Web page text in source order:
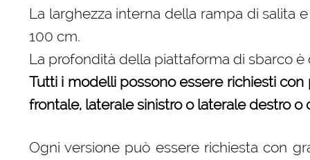
La larghezza interna della rampa di salita
100 cm.
La profondità della piattaforma di sbarco
Tutti i modelli possono essere richiesti
frontale, laterale sinistro o laterale destro
Ogni versione può essere richiesta con